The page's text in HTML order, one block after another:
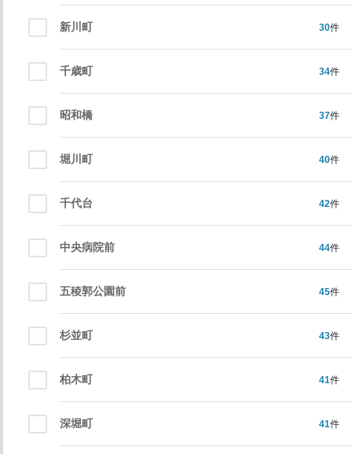
新川町 30件
千歳町 34件
昭和橋 37件
堀川町 40件
千代台 42件
中央病院前 44件
五稜郭公園前 45件
杉並町 43件
柏木町 41件
深堀町 41件